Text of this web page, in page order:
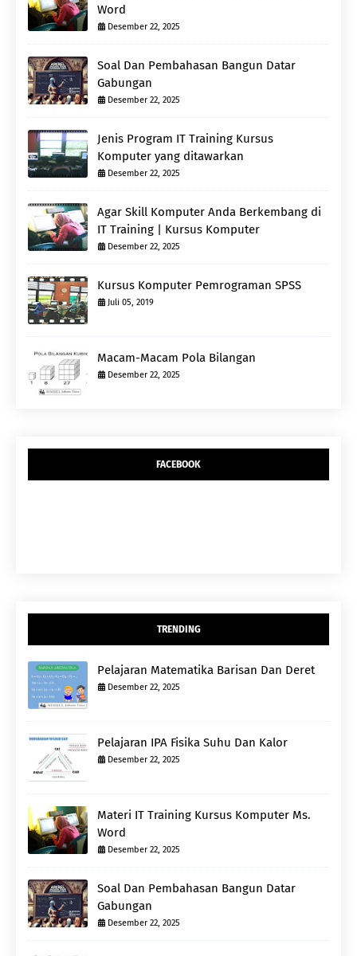
Word
Desember 22, 2025
Soal Dan Pembahasan Bangun Datar
Gabungan
Desember 22, 2025
Jenis Program IT Training Kursus
Komputer yang ditawarkan
Desember 22, 2025
Agar Skill Komputer Anda Berkembang di
IT Training | Kursus Komputer
Desember 22, 2025
Kursus Komputer Pemrograman SPSS
Juli 05, 2019
Macam-Macam Pola Bilangan
Desember 22, 2025
FACEBOOK
TRENDING
Pelajaran Matematika Barisan Dan Deret
Desember 22, 2025
Pelajaran IPA Fisika Suhu Dan Kalor
Desember 22, 2025
Materi IT Training Kursus Komputer Ms.
Word
Desember 22, 2025
Soal Dan Pembahasan Bangun Datar
Gabungan
Desember 22, 2025